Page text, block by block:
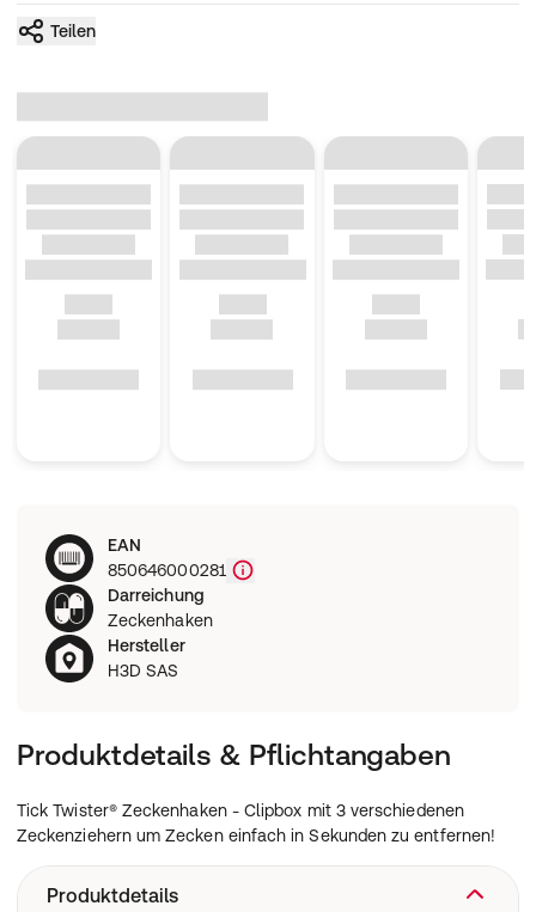
Teilen
EAN
850646000281
Darreichung
Zeckenhaken
Hersteller
H3D SAS
Produktdetails & Pflichtangaben
Tick Twister® Zeckenhaken - Clipbox mit 3 verschiedenen
Zeckenziehern um Zecken einfach in Sekunden zu entfernen!
Produktdetails